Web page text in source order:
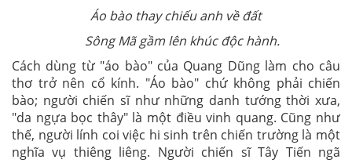
Áo bào thay chiếu anh về đất
Sông Mã gầm lên khúc độc hành.
Cách dùng từ "áo bào" của Quang Dũng làm cho câu
thơ trở nên cổ kính. "Áo bào" chứ không phải chiến
bào; người chiến sĩ như những danh tướng thời xưa,
"da ngựa bọc thây" là một điều vinh quang. Cũng như
thế, người lính coi việc hi sinh trên chiến trường là một
nghĩa vụ thiêng liêng. Người chiến sĩ Tây Tiến ngã